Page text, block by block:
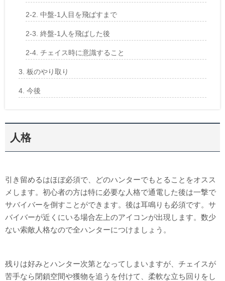
中盤-1人目を飛ばすまで
終盤-1人を飛ばした後
チェイス時に意識すること
板のやり取り
今後
人格
引き留めるはほぼ必須で、どのハンターでもとることをオスス
メします。初心者の方は特に必要な人格で通電した後は一撃で
サバイバーを倒すことができます。後は耳鳴りも必須です。サ
バイバーが近くにいる場合左上のアイコンが出現します。数少
ない索敵人格なので全ハンターにつけましょう。
残りは好みとハンター次第となってしまいますが、チェイスが
苦手なら閉鎖空間や獲物を追うを付けて、柔軟な立ち回りをし